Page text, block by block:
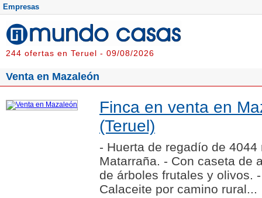
Empresas
244 ofertas en Teruel - 09/08/2026
Venta en Mazaleón
Finca en venta en
(Teruel)
- Huerta de regadío de
Matarraña. - Con caseta de
de árboles frutales y olivos.
Calaceite por camino rural...